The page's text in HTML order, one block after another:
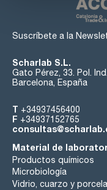
Suscríbete a la
Scharlab S.L.
Gato Pérez, 33. Pol.
Barcelona, España
T +34937456400
F +34937152765
Material de
Productos químicos
Microbiología
Vidrio, cuarzo y